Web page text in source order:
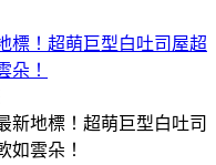
標！超萌巨型白吐司屋超
朵！